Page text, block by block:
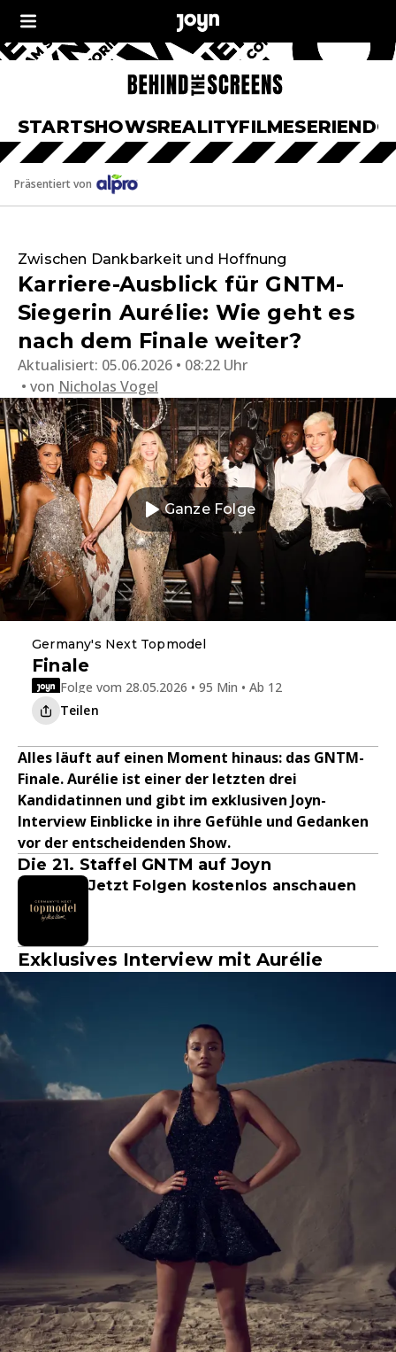
STARTSHOWSREALITYFILMESERIEN
Präsentiert von
Zwischen Dankbarkeit und Hoffnung
Karriere-Ausblick für GNTM-
Siegerin Aurélie: Wie geht es
nach dem Finale weiter?
Aktualisiert: 05.06.2026 • 08:22 Uhr
von Nicholas Vogel
Ganze Folge
Germany's Next Topmodel
Finale
Folge vom 28.05.2026 • 95 Min • Ab 12
Teilen
Alles läuft auf einen Moment hinaus: das GNTM-
Finale. Aurélie ist einer der letzten drei
Kandidatinnen und gibt im exklusiven Joyn-
Interview Einblicke in ihre Gefühle und Gedanken
vor der entscheidenden Show.
Die 21. Staffel GNTM auf Joyn
Jetzt Folgen kostenlos anschauen
Exklusives Interview mit Aurélie